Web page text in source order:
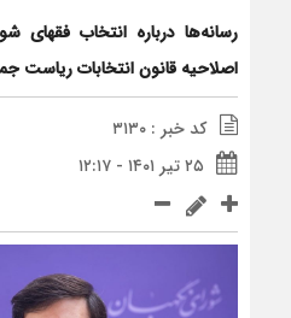
رسانه‌ها درباره انتخاب فقهای
اصلاحیه قانون انتخابات ریاست
کد خبر : ۳۱۳۰
۲۵ تیر ۱۴۰۱ - ۱۲:۱۷